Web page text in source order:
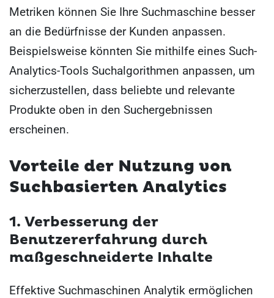
Metriken können Sie Ihre Suchmaschine besser
an die Bedürfnisse der Kunden anpassen.
Beispielsweise könnten Sie mithilfe eines Such-
Analytics-Tools Suchalgorithmen anpassen, um
sicherzustellen, dass beliebte und relevante
Produkte oben in den Suchergebnissen
erscheinen.
Vorteile der Nutzung von
Suchbasierten Analytics
1. Verbesserung der
Benutzererfahrung durch
maßgeschneiderte Inhalte
Effektive Suchmaschinen Analytik ermöglichen